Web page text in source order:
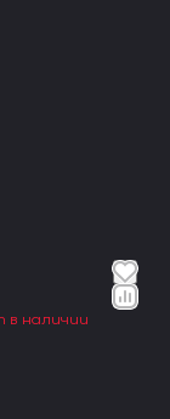
в наличии